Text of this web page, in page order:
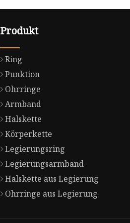
Produkt
Ring
Punktion
Ohrringe
Armband
Halskette
Körperkette
Legierungsring
Legierungsarmband
Halskette aus Legierung
Ohrringe aus Legierung